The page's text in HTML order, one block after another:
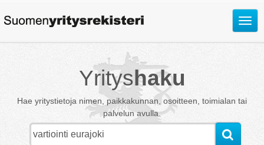
Avaa
Yrityshaku
Hae yritystietoja nimen, paikkakunnan, osoitteen, toimialan tai
palvelun avulla.